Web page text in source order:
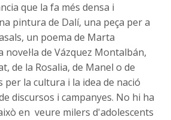
que la fa més densa i
pintura de Dalí, una peça per a
un poema de Marta
de Vázquez Montalbán,
de la Rosalia, de Manel o de
per la cultura i la idea de nació
discursos i campanyes. No hi ha
en veure milers d'adolescents